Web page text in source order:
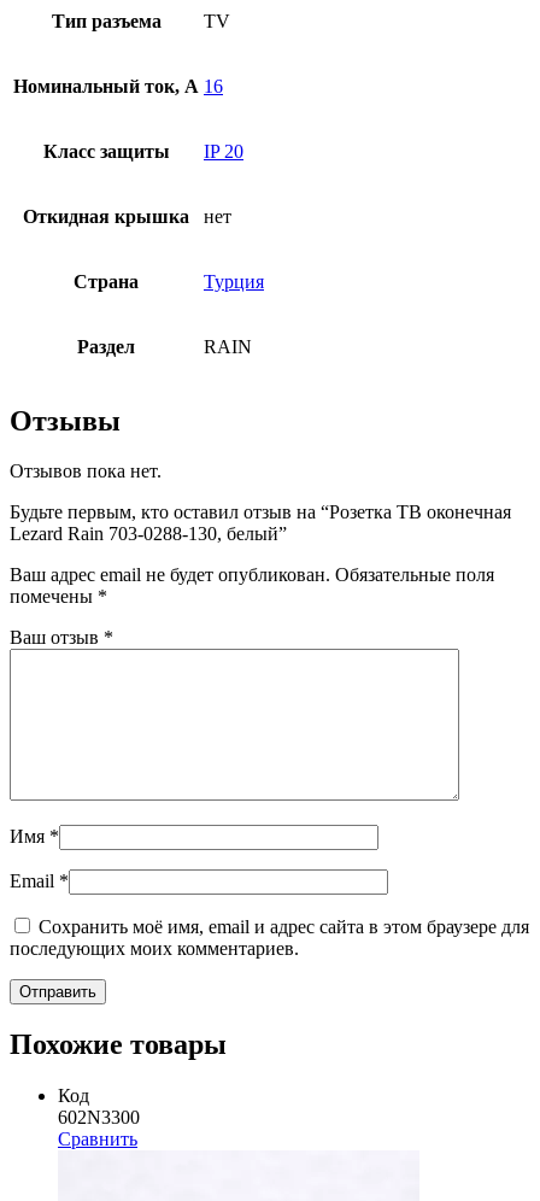
Тип разъема TV
Номинальный ток, А 16
Класс защиты IP 20
Откидная крышка нет
Страна Турция
Раздел RAIN
Отзывы
Отзывов пока нет.
Будьте первым, кто оставил отзыв на “Розетка ТВ оконечная
Lezard Rain 703-0288-130, белый”
Ваш адрес email не будет опубликован. Обязательные поля
помечены *
Ваш отзыв *
Имя *
Email *
Сохранить моё имя, email и адрес сайта в этом браузере для
последующих моих комментариев.
Похожие товары
Код
602N3300
Сравнить